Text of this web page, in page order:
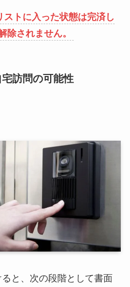
ストに入った状態は完済し
除されません。
訪問の可能性
と、次の段階として書面